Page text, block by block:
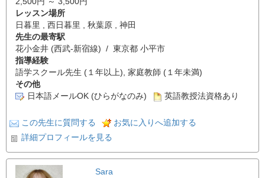
レッスン場所
日暮里 , 西日暮里 , 秋葉原 , 神田
先生の最寄駅
花小金井 (西武-新宿線) / 東京都 小平市
指導経験
語学スクール先生 (１年以上), 家庭教師 (１年未満)
その他
日本語メールOK (ひらがなのみ)
英語教授法資格あり
この先生に質問する
お気に入りへ追加する
詳細プロフィールを見る
Sara